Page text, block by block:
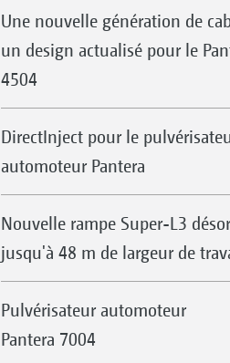
Une nouvelle génération de
un design actualisé pour le
4504
DirectInject pour le
automoteur Pantera
Nouvelle rampe Super-L3
jusqu'à 48 m de largeur de
Pulvérisateur automoteur
Pantera 7004